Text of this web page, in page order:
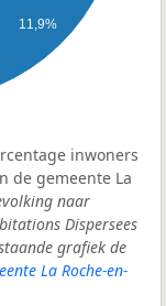
11,9%
inwoners
de gemeente La
naar
Dispersees
grafiek de
La Roche-en-